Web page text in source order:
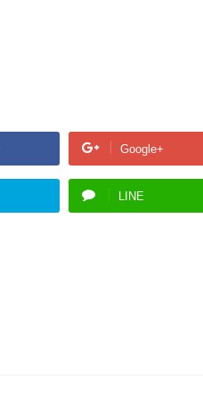
Google+
LINE